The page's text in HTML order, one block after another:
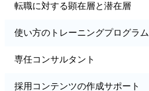
転職に対する顕在層と潜在層
使い方のトレーニングプログラム
専任コンサルタント
採用コンテンツの作成サポート